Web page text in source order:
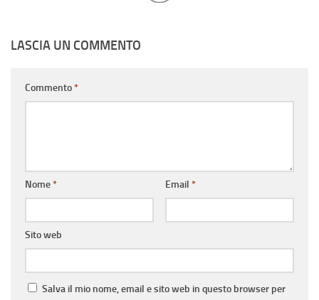
LASCIA UN COMMENTO
Commento*
Nome* Email *
Sito web
Salva il mio nome, email e sito web in questo browser per